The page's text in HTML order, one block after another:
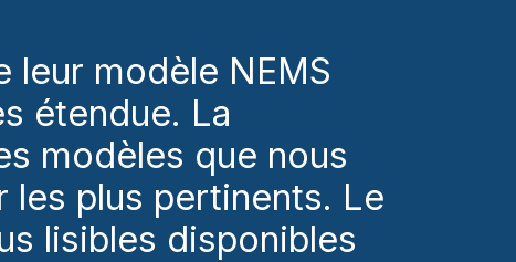
modèle NEMS
étendue. La
modèles que nous
les plus pertinents. Le
lisibles disponibles